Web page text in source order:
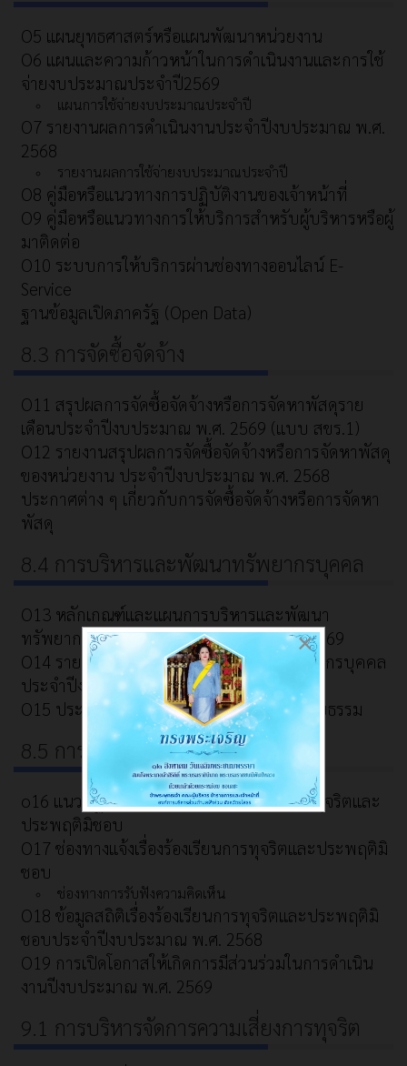
O5 แผนยุทธศาสตร์หรือแผนพัฒนาหน่วยงาน
O6 แผนและความก้าวหน้าในการดำเนินงานและการใช้
จ่ายงบประมาณประจำปี2569
แผนการใช้จ่ายงบประมาณประจำปี
O7 รายงานผลการดำเนินงานประจำปีงบประมาณ พ.ศ.
2568
รายงานผลการใช้จ่ายงบประมาณประจำปี
O8 คู่มือหรือแนวทางการปฏิบัติงานของเจ้าหน้าที่
O9 คู่มือหรือแนวทางการให้บริการสำหรับผู้บริหารหรือผู้
มาติดต่อ
O10 ระบบการให้บริการผ่านช่องทางออนไลน์ E-
Service
ฐานข้อมูลเปิดภาครัฐ (Open Data)
8.3 การจัดซื้อจัดจ้าง
O11 สรุปผลการจัดซื้อจัดจ้างหรือการจัดหาพัสดุราย
เดือนประจำปีงบประมาณ พ.ศ. 2569 (แบบ สขร.1)
O12 รายงานสรุปผลการจัดซื้อจัดจ้างหรือการจัดหาพัสดุ
ของหน่วยงาน ประจำปีงบประมาณ พ.ศ. 2568
ประกาศต่าง ๆ เกี่ยวกับการจัดซื้อจัดจ้างหรือการจัดหา
พัสดุ
8.4 การบริหารและพัฒนาทรัพยากรบุคคล
O13 หลักเกณฑ์และแผนการบริหารและพัฒนา
ทรัพยากรบุคคลประจำปีงบประมาณ พ.ศ. 2569
O14 รายงานผลการบริหารและพัฒนาทรัพยากรบุคคล
ประจำปีงบประมาณ พ.ศ. 2568
O15 ประมวลจริยธรรม และการขับเคลื่อนจริยธรรม
8.5 การส่งเสริมความโปร่งใส
o16 แนวปฏิบัติการจัดการเรื่องร้องเรียนการทุจริตและ
ประพฤติมิชอบ
O17 ช่องทางแจ้งเรื่องร้องเรียนการทุจริตและประพฤติมิ
ชอบ
ช่องทางการรับฟังความคิดเห็น
O18 ข้อมูลสถิติเรื่องร้องเรียนการทุจริตและประพฤติมิ
ชอบประจำปีงบประมาณ พ.ศ. 2568
O19 การเปิดโอกาสให้เกิดการมีส่วนร่วมในการดำเนิน
งานปีงบประมาณ พ.ศ. 2569
9.1 การบริหารจัดการความเสี่ยงการทุจริต
×